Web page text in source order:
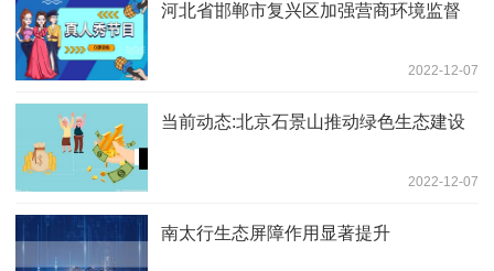
河北省邯郸市复兴区加强营商环境监督
2022-12-07
当前动态:北京石景山推动绿色生态建设
2022-12-07
南太行生态屏障作用显著提升